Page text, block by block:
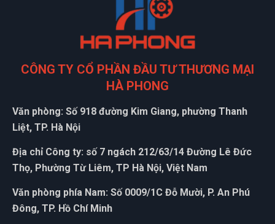
CÔNG TY CỔ PHẦN ĐẦU TƯ THƯƠNG MẠI
HÀ PHONG
Văn phòng: Số 918 đường Kim Giang, phường Thanh
Liệt, TP. Hà Nội
Địa chỉ Công ty: số 7 ngách 212/63/14 Đường Lê Đức
Thọ, Phường Từ Liêm, TP Hà Nội, Việt Nam
Văn phòng phía Nam: Số 0009/1C Đỗ Mười, P. An Phú
Đông, TP. Hồ Chí Minh